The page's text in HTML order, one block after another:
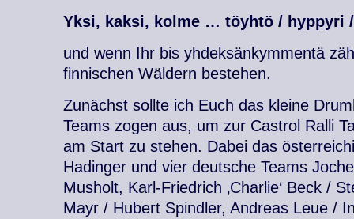
Yksi, kaksi, kolme … töyhtö / hyppyri
und wenn Ihr bis yhdeksänkymmentä
finnischen Wäldern bestehen.
Zunächst sollte ich Euch das kleine
Teams zogen aus, um zur Castrol Ralli
am Start zu stehen. Dabei das
Hadinger und vier deutsche Teams
Musholt, Karl-Friedrich ‚Charlie‘ Beck /
Mayr / Hubert Spindler, Andreas Leue /